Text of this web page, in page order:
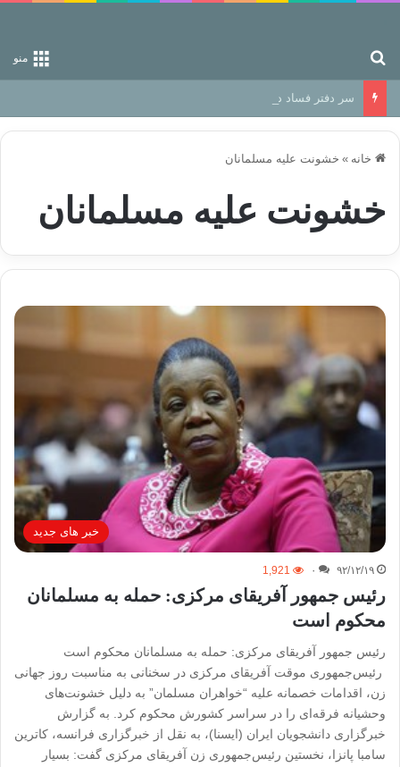
منو
سر دفتر فساد در زمین‌، دوری وکناره‌گیری از راه خداست‌!
خانه » خشونت علیه مسلمانان
خشونت علیه مسلمانان
خبر های جدید
۹۲/۱۲/۱۹ ۰ 1,921
رئیس جمهور آفریقای مرکزی: حمله به مسلمانان
محکوم است
رئیس جمهور آفریقای مرکزی: حمله به مسلمانان محکوم است
رئیس‌جمهوری موقت آفریقای مرکزی در سخنانی به مناسبت روز جهانی
زن، اقدامات خصمانه علیه “خواهران مسلمان” به دلیل خشونت‌های
وحشیانه فرقه‌ای را در سراسر کشورش محکوم کرد. به گزارش
خبرگزاری دانشجویان ایران (ایسنا)، به نقل از خبرگزاری فرانسه، کاترین
سامبا پانزا، نخستین رئیس‌جمهوری زن آفریقای مرکزی گفت: بسیار